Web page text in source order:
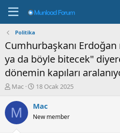
Politika
Cumhurbaşkanı
ya da böyle bitecek"
dönemin kapıları
K
n
b
u
Mac
B
ş
a
18 Ocak 2025
M Mac
New member